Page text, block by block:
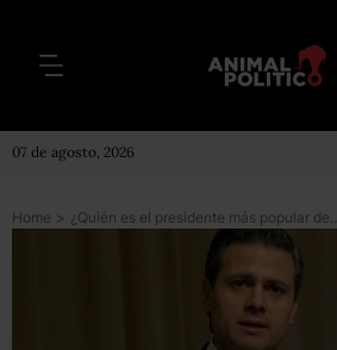
07 de agosto, 2026
Home > ¿Quién es el presidente